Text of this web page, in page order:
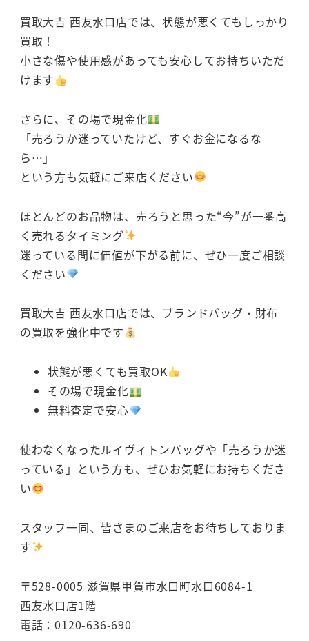
買取大吉 西友水口店では、状態が悪くてもしっかり
買取！
小さな傷や使用感があっても安心してお持ちいただ
けます
さらに、その場で現金化
「売ろうか迷っていたけど、すぐお金になるな
ら…」
という方も気軽にご来店ください
ほとんどのお品物は、売ろうと思った“今”が一番高
く売れるタイミング
迷っている間に価値が下がる前に、ぜひ一度ご相談
ください
買取大吉 西友水口店では、ブランドバッグ・財布
の買取を強化中です
状態が悪くても買取OK
その場で現金化
無料査定で安心
使わなくなったルイヴィトンバッグや「売ろうか迷
っている」という方も、ぜひお気軽にお持ちくださ
い
スタッフ一同、皆さまのご来店をお待ちしておりま
す
〒528-0005 滋賀県甲賀市水口町水口6084-1
西友水口店1階
電話：0120-636-690